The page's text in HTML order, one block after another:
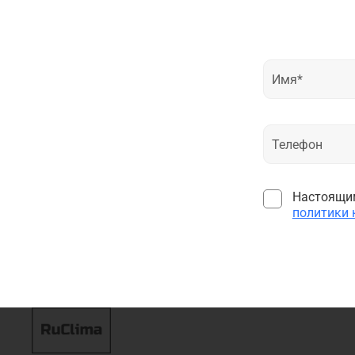
политики